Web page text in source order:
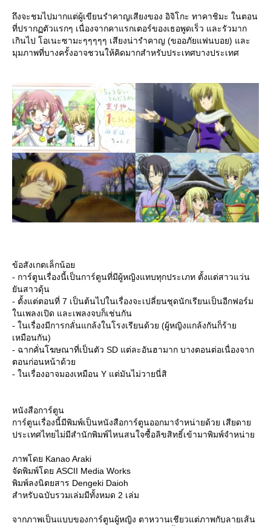
ถึงจะชมไปมากแต่ผู้เขียนรำคาญเสียงของ อิจิโกะ ทาคาชิมะ ในตอน
ที่ปรากฏตัวแรกๆ เนื่องจากคาแรกเตอร์ของเธอพูดเร็ว และรัวมาก
เกินไป โอเนะซามะๆๆๆๆๆ เสียงน่ารำคาญ (ขออภัยแฟนบอย) และ
มุมภาพที่บางครั้งอาจชวนให้คิดมากสำหรับประเทศบางประเทศ
ข้อสังเกตเล็กน้อ
- การ์ตูนเรื่องนี้เป็นการ์ตูนที่มีผู้หญิงแทบทุกประเภท ตั้งแต่สาวแว่น
ันสาวดุ้น
- ตั้งแต่ตอนที่ 7 เป็นต้นไปในเรื่องจะเปลี่ยนชุดนักเรียนเป็นอีกฟอร์ม
นเพลงเปิด และเพลงจบก็เช่นกัน
- ในเรื่องมีการกลั่นแกล้งในโรงเรียนด้วย (ผู้หญิงแกล้งกันก็ร้า
เหมือนกัน)
- ฉากคั่นโฆษณาที่เป็นตัว SD แต่ละอันฮามาก บางตอนต่อเนื่องจาก
ตอนก่อนหน้าด้ว
- ในเรื่องอาจมองเหมือน Y แต่มันไม่วายนี่สิ
หนังสือการ์ตูน
การ์ตูนเรื่องนี้มีพิมพ์เป็นหนังสือการ์ตูนออกมาจำหน่ายด้วย เสียดา
ประเทศไทยไม่มีสำนักพิมพ์ไหนสนใจซื้อลิขสิทธิ์เข้ามาพิมพ์จำหน่า
ภาพโดย Kanao Araki
จัดพิมพ์โดย ASCII Media Works
พิมพ์ลงนิตยสาร Dengeki Daioh
สำหรับฉบับรวมเล่มมีทั้งหมด 2 เล่ม
จากภาพเป็นแบบของการ์ตูนผู้หญิง ตาหวานเชียวแต่ภาพกับลายเส้น